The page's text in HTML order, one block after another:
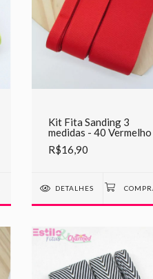
Kit Fita Sanding 3
medidas - 40 Vermelho
R$16,90
DETALHES